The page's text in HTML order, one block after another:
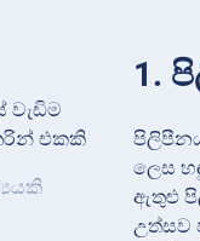
වැඩිම
එකකි
1.
ලෙස
ඇතුළු
උත්සව